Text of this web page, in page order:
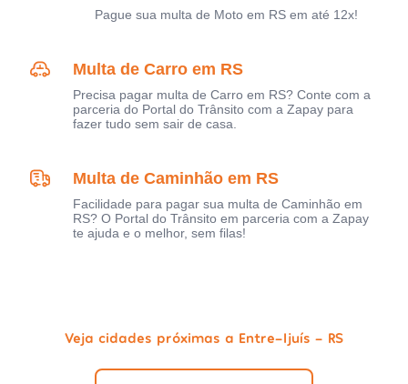
Pague sua multa de Moto em RS em até 12x!
Multa de Carro em RS
Precisa pagar multa de Carro em RS? Conte com a
parceria do Portal do Trânsito com a Zapay para
fazer tudo sem sair de casa.
Multa de Caminhão em RS
Facilidade para pagar sua multa de Caminhão em
RS? O Portal do Trânsito em parceria com a Zapay
te ajuda e o melhor, sem filas!
Veja cidades próximas a Entre-Ijuís - RS